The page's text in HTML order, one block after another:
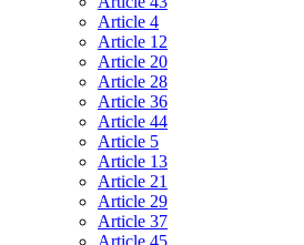
Article 4
Article 12
Article 20
Article 28
Article 36
Article 44
Article 5
Article 13
Article 21
Article 29
Article 37
Article 45